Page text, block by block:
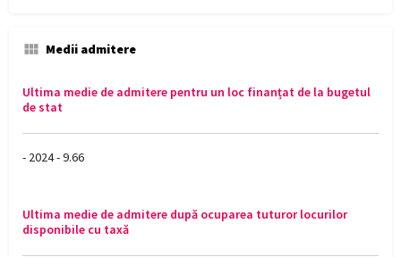
Medii admitere
Ultima medie de admitere pentru un loc finanțat de la bugetul
de stat
- 2024 - 9.66
Ultima medie de admitere după ocuparea tuturor locurilor
disponibile cu taxă